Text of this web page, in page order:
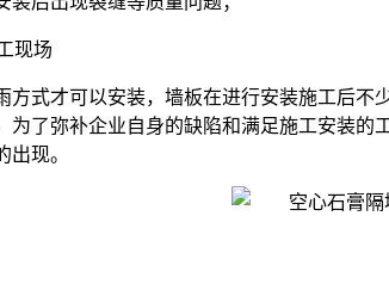
现场
式才可以安装，墙板在进行安装施工后
了弥补企业自身的缺陷和满足施工安装
现。